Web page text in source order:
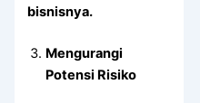
bisnisnya.
Mengurangi
Potensi Risiko